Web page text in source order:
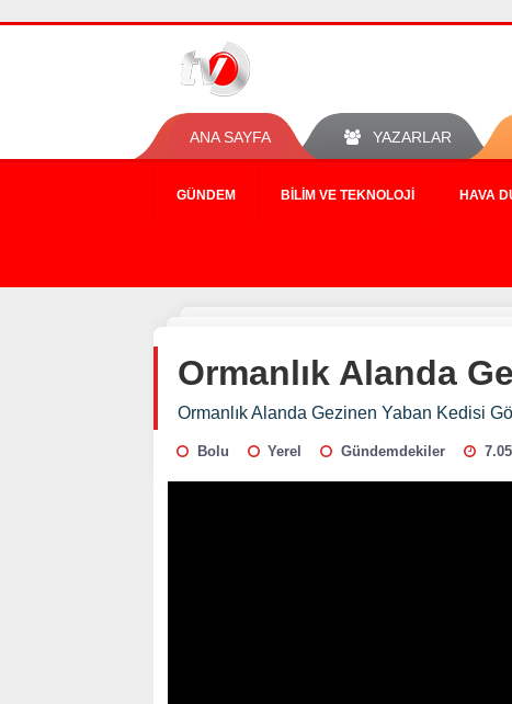
ANA SAYFA YAZARLAR
GÜNDEM BILIM VE TEKNOLOJI HAVA
Ormanlık Alanda
Ormanlık Alanda Gezinen Yaban Kedisi
Bolu Yerel Gündemdekiler